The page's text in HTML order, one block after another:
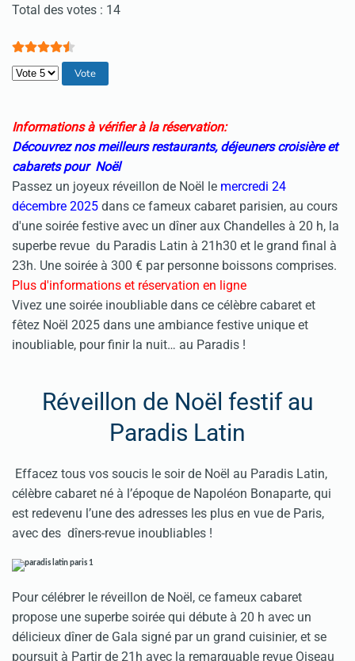
Vote utilisateur:4.5/
Total des votes : 14
Veuillez voter
Informations à vérifier à la réservation:
Découvrez nos meilleurs restaurants, déjeuners croisière et
cabarets pour Noël
Passez un joyeux réveillon de Noël le mercredi 24
décembre 2025 dans ce fameux cabaret parisien, au cours
d'une soirée festive avec un dîner aux Chandelles à 20 h, la
superbe revue du Paradis Latin à 21h30 et le grand final à
23h. Une soirée à 300 € par personne boissons comprises.
Plus d'informations et réservation en ligne
Vivez une soirée inoubliable dans ce célèbre cabaret et
fêtez Noël 2025 dans une ambiance festive unique et
inoubliable, pour finir la nuit… au Paradis !
Réveillon de Noël festif au
Paradis Latin
Effacez tous vos soucis le soir de Noël au Paradis Latin,
célèbre cabaret né à l’époque de Napoléon Bonaparte, qui
est redevenu l’une des adresses les plus en vue de Paris,
avec des dîners-revue inoubliables !
Pour célébrer le réveillon de Noël, ce fameux cabaret
propose une superbe soirée qui débute à 20 h avec un
délicieux dîner de Gala signé par un grand cuisinier, et se
poursuit à Partir de 21h avec la remarquable revue Oiseau